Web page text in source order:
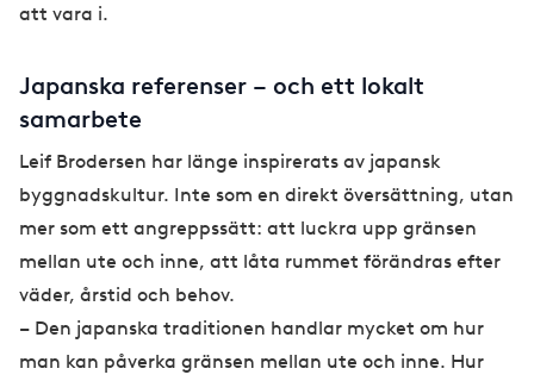
att vara i.
Japanska referenser – och ett lokalt
samarbete
Leif Brodersen har länge inspirerats av japansk
byggnadskultur. Inte som en direkt översättning, utan
mer som ett angreppssätt: att luckra upp gränsen
mellan ute och inne, att låta rummet förändras efter
väder, årstid och behov.
– Den japanska traditionen handlar mycket om hur
man kan påverka gränsen mellan ute och inne. Hur